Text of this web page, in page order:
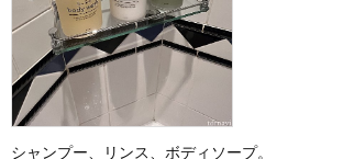
シャンプー、リンス、ボディソープ。